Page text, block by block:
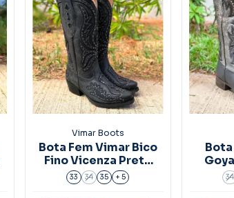
Vimar Boots
Bota Fem Vimar Bico
Fino Vicenza Preto
Ref.10240
33 34 35 + 5
Bota
34